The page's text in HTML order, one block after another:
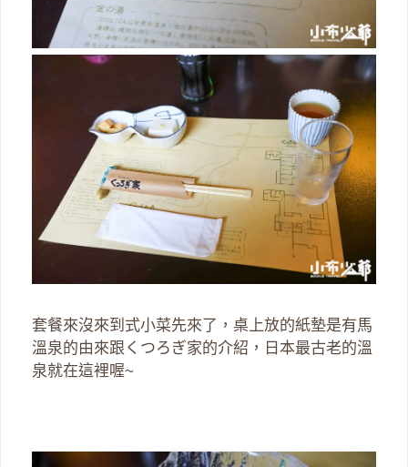
套餐來沒來到式小菜先來了，桌上放的紙墊是有馬
溫泉的由來跟くつろぎ家的介紹，日本最古老的溫
泉就在這裡喔~